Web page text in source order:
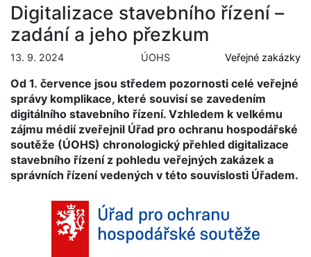
Digitalizace stavebního řízení –
zadání a jeho přezkum
13. 9. 2024 ÚOHS Veřejné zakázky
Od 1. července jsou středem pozornosti celé veřejné
správy komplikace, které souvisí se zavedením
digitálního stavebního řízení. Vzhledem k velkému
zájmu médií zveřejnil Úřad pro ochranu hospodářské
soutěže (ÚOHS) chronologický přehled digitalizace
stavebního řízení z pohledu veřejných zakázek a
správních řízení vedených v této souvislosti Úřadem.